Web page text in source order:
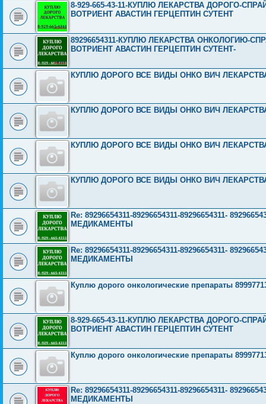
8-929-665-43-11-КУПЛЮ ЛЕКАРСТВА ДОРОГО-
ВОТРИЕНТ АВАСТИН ГЕРЦЕПТИН СУТЕНТ
89296654311-КУПЛЮ ЛЕКАРСТВА ОНКОЛОГИЮ-
ВОТРИЕНТ АВАСТИН ГЕРЦЕПТИН СУТЕНТ-
КУПЛЮ ДОРОГО ВСЕ ВИДЫ ОНКО ВИЧ ЛЕКАРСТВА
КУПЛЮ ДОРОГО ВСЕ ВИДЫ ОНКО ВИЧ ЛЕКАРСТВА
КУПЛЮ ДОРОГО ВСЕ ВИДЫ ОНКО ВИЧ ЛЕКАРСТВА
КУПЛЮ ДОРОГО ВСЕ ВИДЫ ОНКО ВИЧ ЛЕКАРСТВА
Re: 89296654311-89296654311-89296654311-
МЕДИКАМЕНТЫ
Re: 89296654311-89296654311-89296654311-
МЕДИКАМЕНТЫ
Куплю дорого онкологические препараты
8-929-665-43-11-КУПЛЮ ЛЕКАРСТВА ДОРОГО-
ВОТРИЕНТ АВАСТИН ГЕРЦЕПТИН СУТЕНТ
Куплю дорого онкологические препараты
Re: 89296654311-89296654311-89296654311-
МЕДИКАМЕНТЫ